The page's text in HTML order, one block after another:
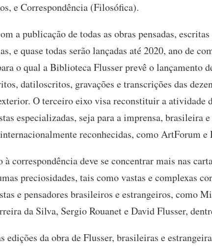
e Correspondência (Filosófica).
a publicação de todas as obras pensadas,
e quase todas serão lançadas até 2020, ano de
o qual a Biblioteca Flusser prevê o lançamento
datiloscritos, gravações e transcrições das
O terceiro eixo visa reconstituir a atividade
especializadas, seja para a imprensa, brasileira
reconhecidas, como ArtForum e
correspondência deve se concentrar mais nas
preciosidades, tais como vastas e complexas
e pensadores brasileiros e estrangeiros, como
da Silva, Sergio Rouanet e David Flusser,
edições da obra de Flusser, brasileiras e